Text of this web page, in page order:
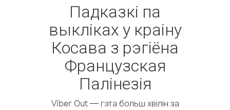
Падказкі па
выкліках у краіну
Косава з рэгіёна
Французская
Палінезія
Viber Out — гэта больш хвілін за